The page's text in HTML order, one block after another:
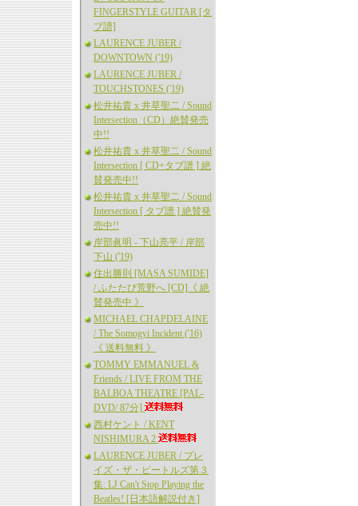
FINGERSTYLE GUITAR [タ
ブ譜]
LAURENCE JUBER /
DOWNTOWN ('19)
LAURENCE JUBER /
TOUCHSTONES ('19)
松井祐貴 x 井草聖二 / Sound
Intersection（CD）絶賛発売
中!!
松井祐貴 x 井草聖二 / Sound
Intersection [ CD+タブ譜 ] 絶
賛発売中!!
松井祐貴 x 井草聖二 / Sound
Intersection [ タブ譜 ] 絶賛発
売中!!
岸部眞明 - 下山亮平 / 岸部
下山 ('19)
住出勝則 [MASA SUMIDE]
/ ふたたび荒野へ [CD]《 絶
賛発売中 》
MICHAEL CHAPDELAINE
/ The Somogyi Incident ('16)
《 送料無料 》
TOMMY EMMANUEL &
Friends / LIVE FROM THE
BALBOA THEATRE [PAL-
DVD/ 87分]
西村ケント / KENT
NISHIMURA 2
LAURENCE JUBER / プレ
イズ・ザ・ビートルズ第３
集: LJ Can't Stop Playing the
Beatles! [日本語解説付き]